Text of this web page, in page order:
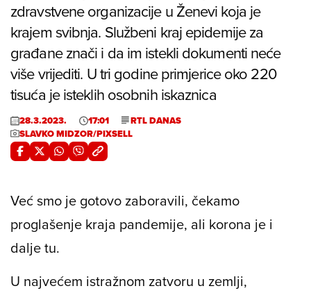
zdravstvene organizacije u Ženevi koja je
krajem svibnja. Službeni kraj epidemije za
građane znači i da im istekli dokumenti neće
više vrijediti. U tri godine primjerice oko 220
tisuća je isteklih osobnih iskaznica
28.3.2023. 17:01
RTL DANAS
SLAVKO MIDZOR/PIXSELL
Već smo je gotovo zaboravili, čekamo
proglašenje kraja pandemije, ali korona je i
dalje tu.
U najvećem istražnom zatvoru u zemlji,